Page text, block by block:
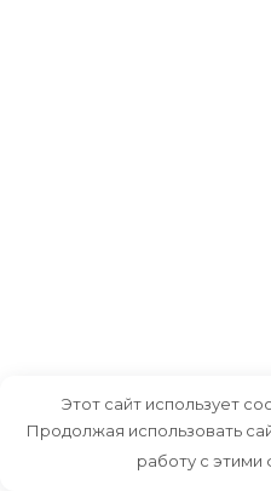
Этот сайт использует
Продолжая использовать
работу с этими